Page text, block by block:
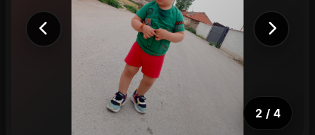
Genç Yetişkin (18-25 Yaş)
Yetişkin (26-35 Yaş)
2 / 4